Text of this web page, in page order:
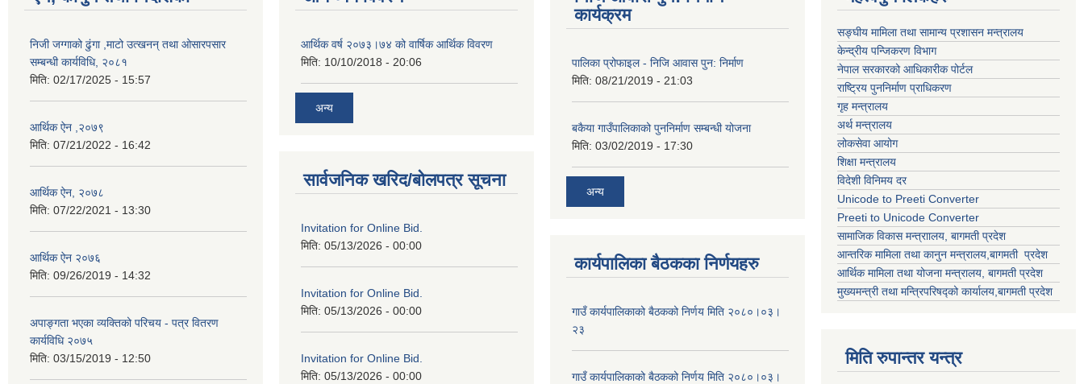
निजी जग्गाको ढुंगा ,माटो उत्खनन् तथा ओसारपसार
सम्बन्धी कार्यविधि, २०८१
मिति: 02/17/2025 - 15:57
आर्थिक ऐन ,२०७९
मिति: 07/21/2022 - 16:42
आर्थिक ऐन, २०७८
मिति: 07/22/2021 - 13:30
आर्थिक ऐन २०७६
मिति: 09/26/2019 - 14:32
अपाङ्गता भएका व्यक्तिको परिचय - पत्र वितरण
कार्यविधि २०७५
मिति: 03/15/2019 - 12:50
आर्थिक वर्ष २०७३।७४ को वार्षिक आर्थिक विवरण
मिति: 10/10/2018 - 20:06
अन्य
सार्वजनिक खरिद/बोलपत्र सूचना
Invitation for Online Bid.
मिति: 05/13/2026 - 00:00
Invitation for Online Bid.
मिति: 05/13/2026 - 00:00
Invitation for Online Bid.
मिति: 05/13/2026 - 00:00
कार्यक्रम
पालिका प्रोफाइल - निजि आवास पुन: निर्माण
मिति: 08/21/2019 - 21:03
बकैया गाउँपालिकाको पुननिर्माण सम्बन्धी योजना
मिति: 03/02/2019 - 17:30
अन्य
कार्यपालिका बैठकका निर्णयहरु
गाउँ कार्यपालिकाको बैठकको निर्णय मिति २०८०।०३।
२३
गाउँ कार्यपालिकाको बैठकको निर्णय मिति २०८०।०३।
सङ्घीय मामिला तथा सामान्य प्रशासन मन्त्रालय
केन्द्रीय पन्जिकरण विभाग
नेपाल सरकारको आधिकारीक पोर्टल
राष्ट्रिय पुननिर्माण प्राधिकरण
गृह मन्त्रालय
अर्थ मन्त्रालय
लोकसेवा आयोग
शिक्षा मन्त्रालय
विदेशी विनिमय दर
Unicode to Preeti Converter
Preeti to Unicode Converter
सामाजिक विकास मन्त्राालय, बागमती प्रदेश
आन्तरिक मामिला तथा कानुन मन्त्रालय,बागमती प्रदेश
आर्थिक मामिला तथा योजना मन्त्रालय, बागमती प्रदेश
मुख्यमन्त्री तथा मन्त्रिपरिषद्को कार्यालय,बागमती प्रदेश
मिति रुपान्तर यन्त्र